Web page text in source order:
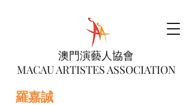
澳門演藝人協會
MACAU ARTISTES ASSOCIATION
羅嘉誠